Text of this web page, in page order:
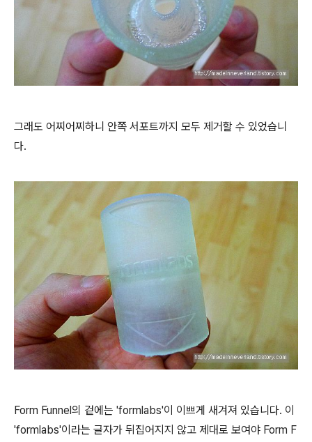
그래도 어찌어찌하니 안쪽 서포트까지 모두 제거할 수 있었습니
다.
Form Funnel의 겉에는 'formlabs'이 이쁘게 새겨져 있습니다. 이
'formlabs'이라는 글자가 뒤집어지지 않고 제대로 보여야 Form F